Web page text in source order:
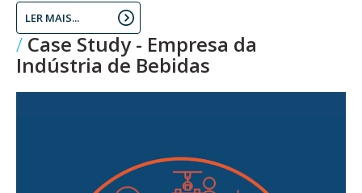
LER MAIS...
Case Study - Empresa da
Indústria de Bebidas